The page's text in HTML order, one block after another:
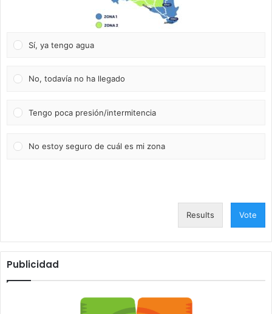
Sí, ya tengo agua
No, todavía no ha llegado
Tengo poca presión/intermitencia
No estoy seguro de cuál es mi zona
Results Vote
Publicidad